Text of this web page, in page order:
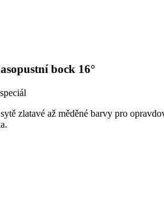
bock 16°
zlatavé až měděné barvy pro